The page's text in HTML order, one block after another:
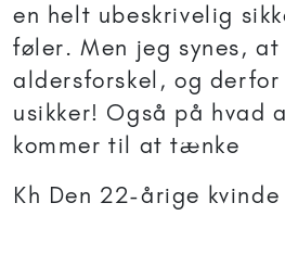
en helt ubeskrivelig
føler. Men jeg synes,
aldersforskel, og
usikker! Også på hvad
kommer til at tænke
Kh Den 22-årige kvinde